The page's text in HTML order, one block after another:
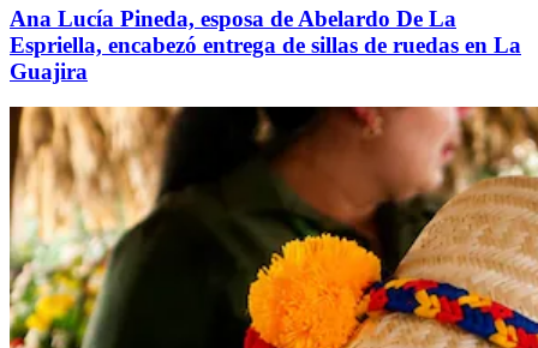
Ana Lucía Pineda, esposa de Abelardo De La
Espriella, encabezó entrega de sillas de ruedas en La
Guajira